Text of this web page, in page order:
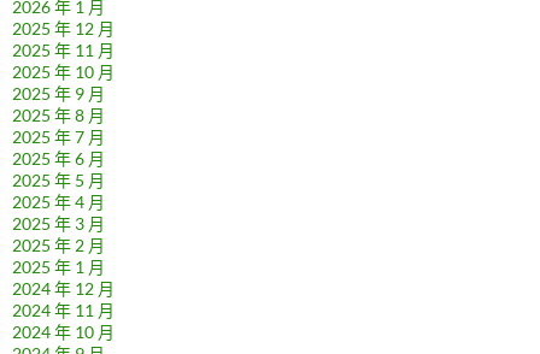
2026 年 1 月
2025 年 12 月
2025 年 11 月
2025 年 10 月
2025 年 9 月
2025 年 8 月
2025 年 7 月
2025 年 6 月
2025 年 5 月
2025 年 4 月
2025 年 3 月
2025 年 2 月
2025 年 1 月
2024 年 12 月
2024 年 11 月
2024 年 10 月